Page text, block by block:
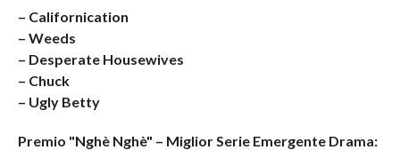
– Californication
– Weeds
– Desperate Housewives
– Chuck
– Ugly Betty
Premio "Nghè Nghè" – Miglior Serie Emergente Drama: